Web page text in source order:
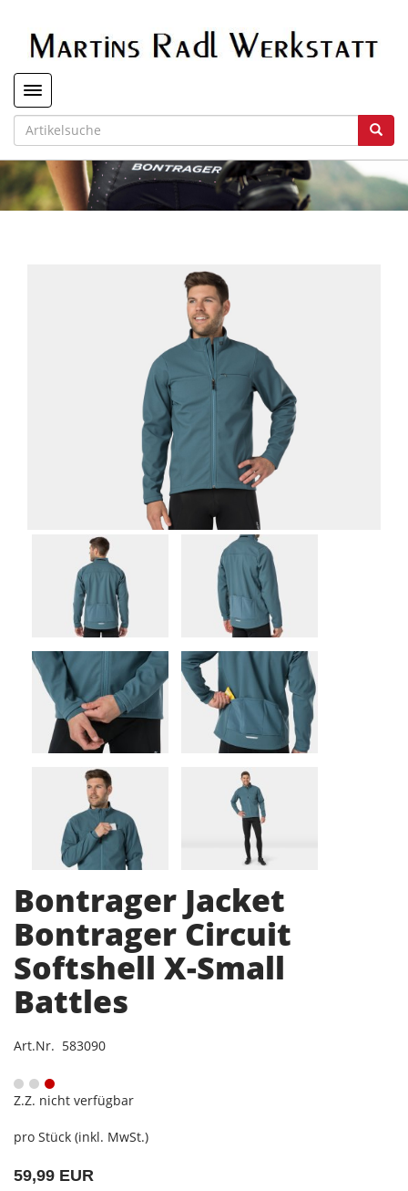
Toggle navigation
Bontrager Jacket
Bontrager Circuit
Softshell X-Small
Battles
Art.Nr. 583090
Z.Z. nicht verfügbar
pro Stück (inkl. MwSt.)
59,99 EUR